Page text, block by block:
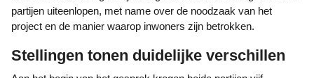
partijen uiteenlopen, met name over de noodzaak van het
project en de manier waarop inwoners zijn betrokken.
Stellingen tonen duidelijke verschillen